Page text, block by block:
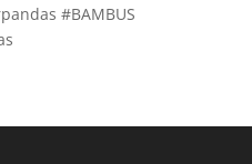
#BAMBUS